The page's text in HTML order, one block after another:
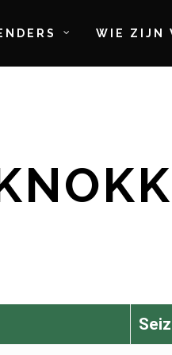
WIE ZIJN